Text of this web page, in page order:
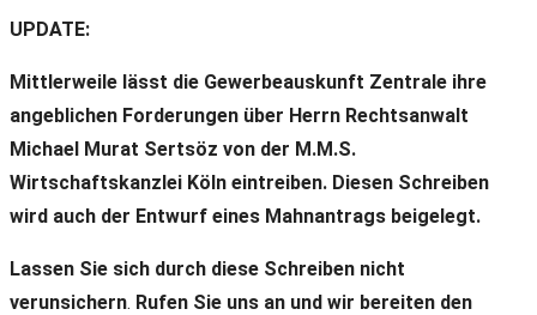
UPDATE:
Mittlerweile lässt die Gewerbeauskunft Zentrale ihre
angeblichen Forderungen über Herrn Rechtsanwalt
Michael Murat Sertsöz von der M.M.S.
Wirtschaftskanzlei Köln eintreiben. Diesen Schreiben
wird auch der Entwurf eines Mahnantrags beigelegt.
Lassen Sie sich durch diese Schreiben nicht
verunsichern. Rufen Sie uns an und wir bereiten den